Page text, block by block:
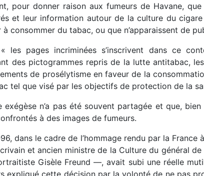
pour donner raison aux fumeurs de Havane,
et leur information autour de la culture du
consommer du tabac, ou que n’apparaissent de
les pages incriminées s’inscrivent dans ce
des pictogrammes repris de la lutte antitabac,
de prosélytisme en faveur de la
tel que visé par les objectifs de protection de la
exégèse n’a pas été souvent partagée et que,
à des images de fumeurs.
dans le cadre de l’hommage rendu par la
et ancien ministre de la Culture du général
Gisèle Freund —, avait subi une réelle
expliqué cette décision par la volonté de ne pas